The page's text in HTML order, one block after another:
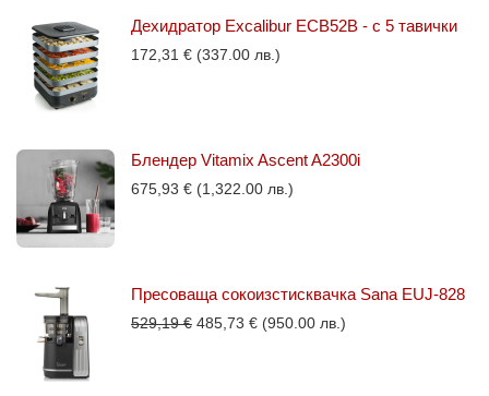
Дехидратор Excalibur ECB52B - с 5 тавички
172,31 € (337.00 лв.)
Блендер Vitamix Ascent A2300i
675,93 € (1,322.00 лв.)
Пресоваща сокоизстисквачка Sana EUJ-828
529,19€ Original
485,73 €Текущата
(950.00 лв.)